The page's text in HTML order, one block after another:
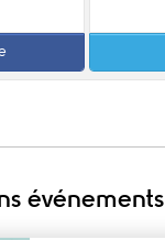
événements